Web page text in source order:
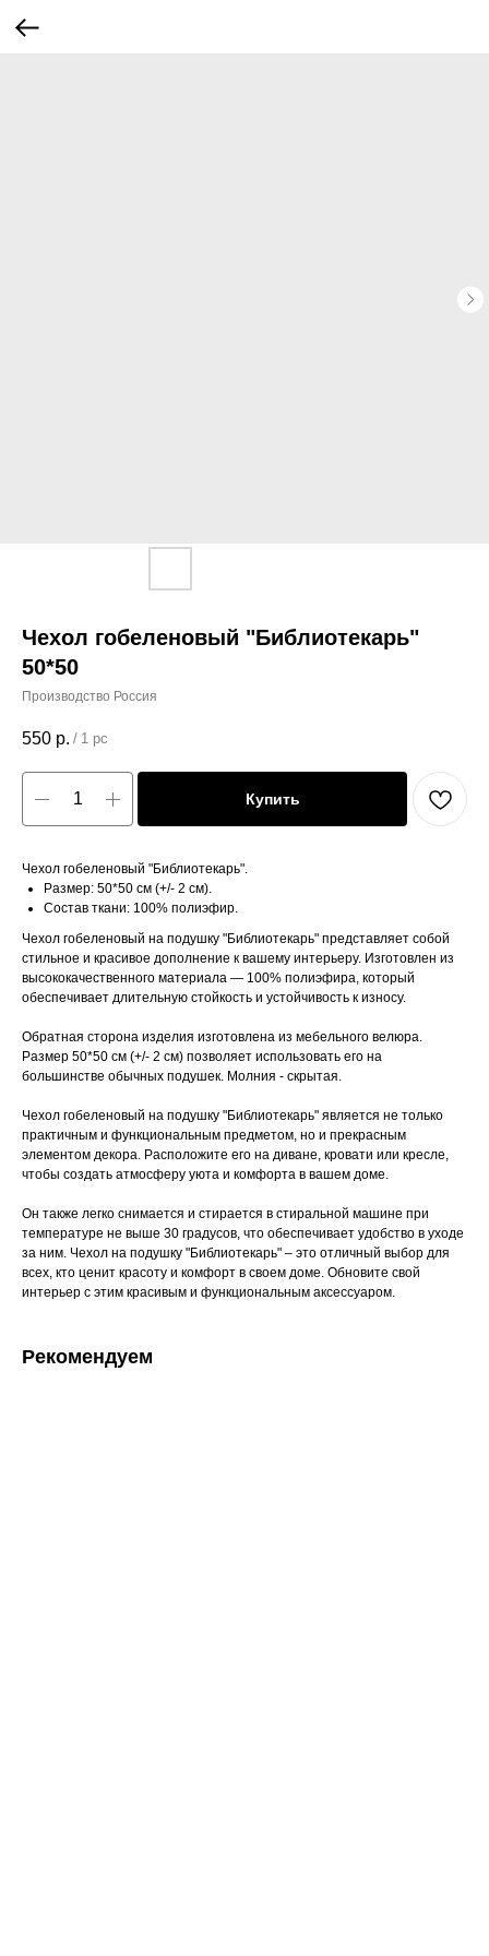
Чехол гобеленовый "Библиотекарь"
50*50
Производство Россия
550 р. / 1 pc
Купить
Чехол гобеленовый "Библиотекарь".
Размер: 50*50 см (+/- 2 см).
Состав ткани: 100% полиэфир.
Чехол гобеленовый на подушку "Библиотекарь" представляет собой
стильное и красивое дополнение к вашему интерьеру. Изготовлен из
высококачественного материала — 100% полиэфира, который
обеспечивает длительную стойкость и устойчивость к износу.
Обратная сторона изделия изготовлена из мебельного велюра.
Размер 50*50 см (+/- 2 см) позволяет использовать его на
большинстве обычных подушек. Молния - скрытая.
Чехол гобеленовый на подушку "Библиотекарь" является не только
практичным и функциональным предметом, но и прекрасным
элементом декора. Расположите его на диване, кровати или кресле,
чтобы создать атмосферу уюта и комфорта в вашем доме.
Он также легко снимается и стирается в стиральной машине при
температуре не выше 30 градусов, что обеспечивает удобство в уходе
за ним. Чехол на подушку "Библиотекарь" – это отличный выбор для
всех, кто ценит красоту и комфорт в своем доме. Обновите свой
интерьер с этим красивым и функциональным аксессуаром.
Рекомендуем